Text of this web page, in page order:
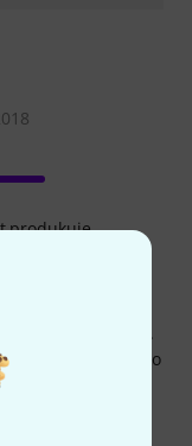
produkuje
nigdy nie
dla swoich
Do tej pory
Voodoo Lab.
dwa. Temple Audio
pasują do
Tak, dwa